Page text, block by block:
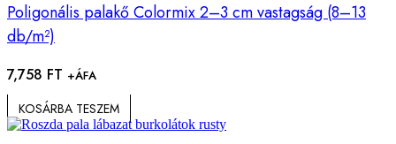
Poligonális palakő Colormix 2–3 cm vastagság (8–13
db/m²)
7,758 FT +ÁFA
KOSÁRBA TESZEM